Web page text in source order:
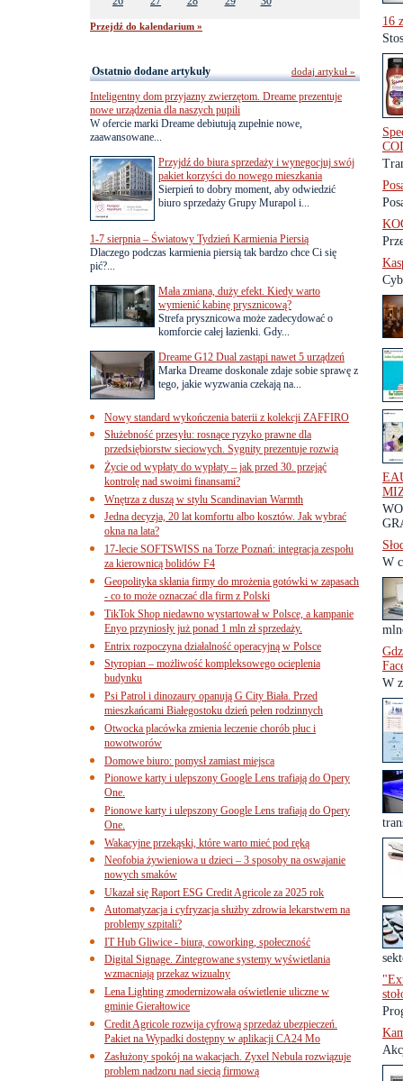
16
COI
W
W
Przejdź do kalendarium »
Ostatnio dodane artykuły
Inteligentny dom przyjazny zwierzętom. Dreame prezentuje
nowe urządzenia dla naszych pupili
W ofercie marki Dreame debiutują zupełnie nowe,
zaawansowane...
Przyjdź do biura sprzedaży i wynegocjuj swój
pakiet korzyści do nowego mieszkania
Sierpień to dobry moment, aby odwiedzić
biuro sprzedaży Grupy Murapol i...
1-7 sierpnia – Światowy Tydzień Karmienia Piersią
Dlaczego podczas karmienia piersią tak bardzo chce Ci się
pić?...
Mała zmiana, duży efekt. Kiedy warto
wymienić kabinę prysznicową?
Strefa prysznicowa może zadecydować o
komforcie całej łazienki. Gdy...
Dreame G12 Dual zastąpi nawet 5 urządzeń
Marka Dreame doskonale zdaje sobie sprawę z
tego, jakie wyzwania czekają na...
Nowy standard wykończenia baterii z kolekcji ZAFFIRO
Służebność przesyłu: rosnące ryzyko prawne dla
przedsiębiorstw sieciowych. Sygnity prezentuje rozwią
Życie od wypłaty do wypłaty – jak przed 30. przejąć
kontrolę nad swoimi finansami?
Wnętrza z duszą w stylu Scandinavian Warmth
Jedna decyzja, 20 lat komfortu albo kosztów. Jak wybrać
okna na lata?
17-lecie SOFTSWISS na Torze Poznań: integracja zespołu
za kierownicą bolidów F4
Geopolityka skłania firmy do mrożenia gotówki w zapasach
- co to może oznaczać dla firm z Polski
TikTok Shop niedawno wystartował w Polsce, a kampanie
Enyo przyniosły już ponad 1 mln zł sprzedaży.
Entrix rozpoczyna działalność operacyjną w Polsce
Styropian – możliwość kompleksowego ocieplenia
budynku
Psi Patrol i dinozaury opanują G City Biała. Przed
mieszkańcami Białegostoku dzień pełen rodzinnych
Otwocka placówka zmienia leczenie chorób płuc i
nowotworów
Domowe biuro: pomysł zamiast miejsca
Pionowe karty i ulepszony Google Lens trafiają do Opery
One.
Pionowe karty i ulepszony Google Lens trafiają do Opery
One.
Wakacyjne przekąski, które warto mieć pod ręką
Neofobia żywieniowa u dzieci – 3 sposoby na oswajanie
nowych smaków
Ukazał się Raport ESG Credit Agricole za 2025 rok
Automatyzacja i cyfryzacja służby zdrowia lekarstwem na
problemy szpitali?
IT Hub Gliwice - biura, coworking, społeczność
Digital Signage. Zintegrowane systemy wyświetlania
wzmacniają przekaz wizualny
Lena Lighting zmodernizowała oświetlenie uliczne w
gminie Gierałtowice
Credit Agricole rozwija cyfrową sprzedaż ubezpieczeń.
Pakiet na Wypadki dostępny w aplikacji CA24 Mo
Zasłużony spokój na wakacjach. Zyxel Nebula rozwiązuje
problem nadzoru nad siecią firmową
dodaj artykuł »